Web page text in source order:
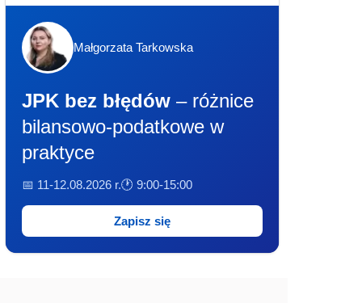
Małgorzata Tarkowska
JPK bez błędów – różnice
bilansowo-podatkowe w
praktyce
📅 11-12.08.2026 r.🕐 9:00-15:00
Zapisz się